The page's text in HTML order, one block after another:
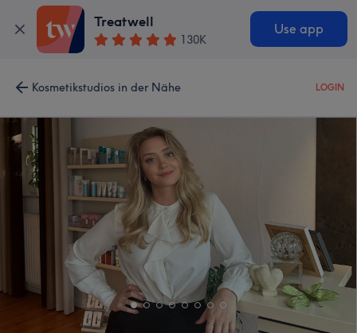
Treatwell
130K
Use app
Kosmetikstudios in der Nähe LOGIN